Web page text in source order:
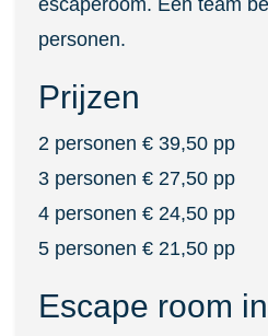
escaperoom. Een team
personen.
Prijzen
2 personen € 39,50 pp
3 personen € 27,50 pp
4 personen € 24,50 pp
5 personen € 21,50 pp
Escape room